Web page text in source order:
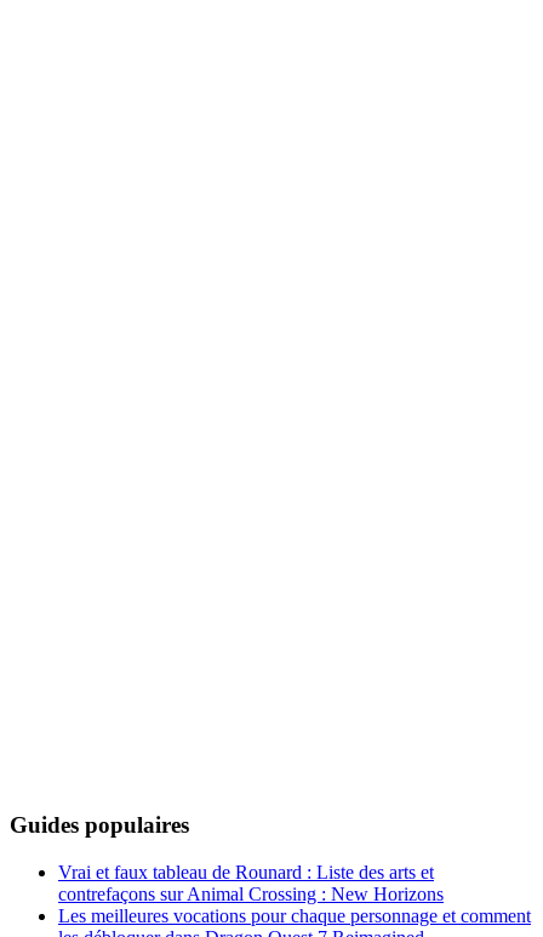
Guides populaires
Vrai et faux tableau de Rounard : Liste des arts et
contrefaçons sur Animal Crossing : New Horizons
Les meilleures vocations pour chaque personnage et comment